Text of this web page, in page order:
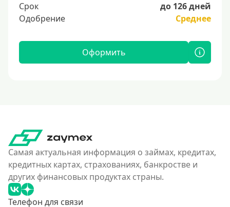
Срок
до 126 дней
Одобрение
Среднее
Оформить
Самая актуальная информация о займах, кредитах,
кредитных картах, страхованиях, банкростве и
других финансовых продуктах страны.
Телефон для связи